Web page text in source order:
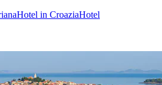
Hotel in CroaziaHotel